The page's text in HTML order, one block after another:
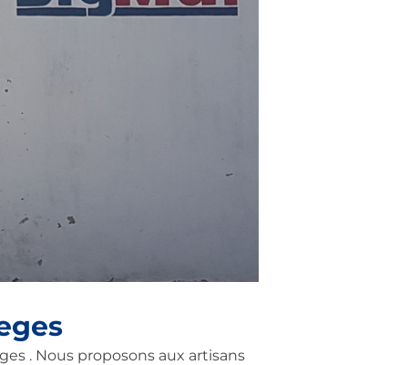
. Nous proposons aux artisans